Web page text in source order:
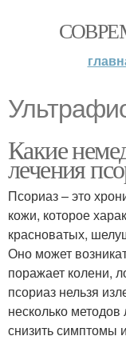
Какие
лечения
Псориаз – это
кожи, которое
красноватых,
Оно может
поражает колени,
псориаз нельзя
несколько
снизить симптомы